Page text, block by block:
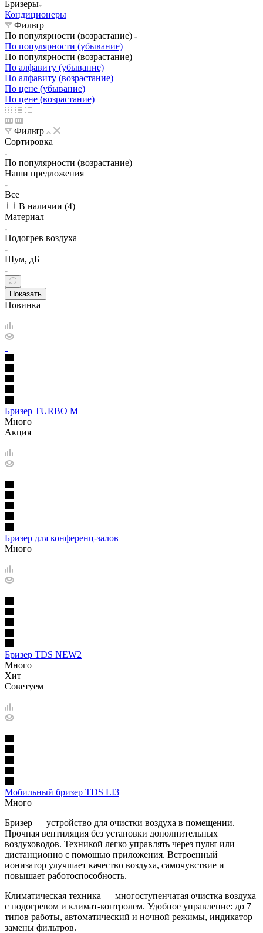
Бризеры
Кондиционеры
Фильтр
По популярности (возрастание)
По популярности (убывание)
По популярности (возрастание)
По алфавиту (убывание)
По алфавиту (возрастание)
По цене (убывание)
По цене (возрастание)
Фильтр
Сортировка
По популярности (возрастание)
Наши предложения
Все
В наличии (4)
Материал
Подогрев воздуха
Шум, дБ
Показать
Новинка
Бризер TURBO M
Много
Акция
Бризер для конференц-залов
Много
Бризер TDS NEW2
Много
Хит
Советуем
Мобильный бризер TDS LI3
Много
Бризер — устройство для очистки воздуха в помещении.
Прочная вентиляция без установки дополнительных
воздуховодов. Техникой легко управлять через пульт или
дистанционно с помощью приложения. Встроенный
ионизатор улучшает качество воздуха, самочувствие и
повышает работоспособность.
Климатическая техника — многоступенчатая очистка воздуха
с подогревом и климат-контролем. Удобное управление: до 7
типов работы, автоматический и ночной режимы, индикатор
замены фильтров.